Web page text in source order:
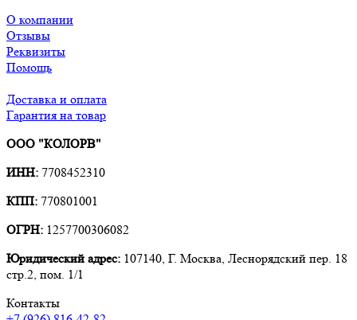
О компании
Отзывы
Реквизиты
Помощь
Доставка и оплата
Гарантия на товар
ООО "КОЛОРВ"
ИНН: 7708452310
КПП: 770801001
ОГРН: 1257700306082
Юридический адрес: 107140, Г. Москва, Леснорядский пер. 18
стр.2, пом. 1/1
Контакты